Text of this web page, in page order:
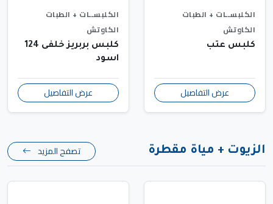
الكلبســات + الطبات
الكاوتش
كلبس عتب
عرض التفاصيل
الكلبســات + الطبات
الكاوتش
كلبس بربريز خلفى 124
اسود
عرض التفاصيل
الزيوت + مياة مقطرة تصفح المزيد